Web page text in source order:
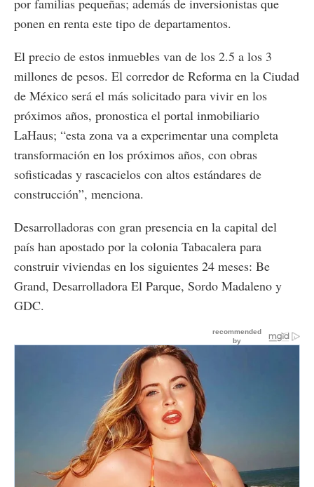
ponen en renta este tipo de departamentos.
El precio de estos inmuebles van de los 2.5 a los 3
millones de pesos. El corredor de Reforma en la Ciudad
de México será el más solicitado para vivir en los
próximos años, pronostica el portal inmobiliario
LaHaus; “esta zona va a experimentar una completa
transformación en los próximos años, con obras
sofisticadas y rascacielos con altos estándares de
construcción”, menciona.
Desarrolladoras con gran presencia en la capital del
país han apostado por la colonia Tabacalera para
construir viviendas en los siguientes 24 meses: Be
Grand, Desarrolladora El Parque, Sordo Madaleno y
GDC.